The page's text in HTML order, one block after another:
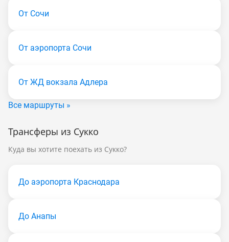
От Сочи
От аэропорта Сочи
От ЖД вокзала Адлера
Все маршруты »
Трансферы из Сукко
Куда вы хотите поехать из Сукко?
До аэропорта Краснодара
До Анапы